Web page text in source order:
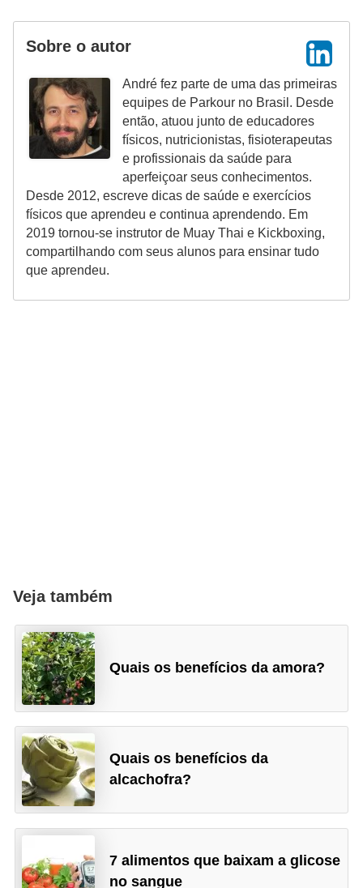
Sobre o autor
André fez parte de uma das primeiras
equipes de Parkour no Brasil. Desde
então, atuou junto de educadores
físicos, nutricionistas, fisioterapeutas
e profissionais da saúde para
aperfeiçoar seus conhecimentos.
Desde 2012, escreve dicas de saúde e exercícios
físicos que aprendeu e continua aprendendo. Em
2019 tornou-se instrutor de Muay Thai e Kickboxing,
compartilhando com seus alunos para ensinar tudo
que aprendeu.
Veja também
Quais os benefícios da amora?
Quais os benefícios da
alcachofra?
7 alimentos que baixam a glicose
no sangue